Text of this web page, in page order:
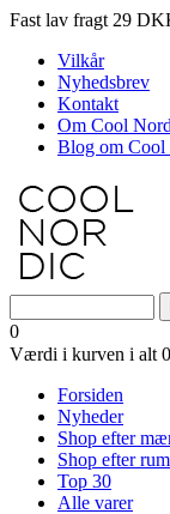
Fast lav fragt 29
Vilkår
Nyhedsbrev
Kontakt
Om Cool
Blog om Cool
0
Værdi i kurven i alt
Forsiden
Nyheder
Shop efter
Shop efter rum
Top 30
Alle varer